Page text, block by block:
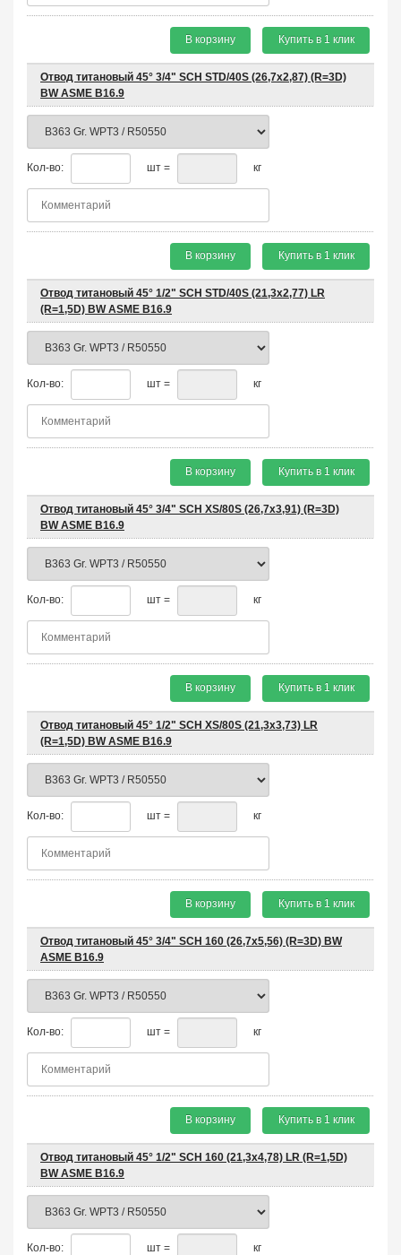
В корзину Купить в 1 клик
Отвод титановый 45° 3/4" SCH STD/40S (26,7х2,87) (R=3D)
BW ASME B16.9
Кол-во: шт = кг
В корзину Купить в 1 клик
Отвод титановый 45° 1/2" SCH STD/40S (21,3х2,77) LR
(R=1,5D) BW ASME B16.9
Кол-во: шт = кг
В корзину Купить в 1 клик
Отвод титановый 45° 3/4" SCH XS/80S (26,7х3,91) (R=3D)
BW ASME B16.9
Кол-во: шт = кг
В корзину Купить в 1 клик
Отвод титановый 45° 1/2" SCH XS/80S (21,3х3,73) LR
(R=1,5D) BW ASME B16.9
Кол-во: шт = кг
В корзину Купить в 1 клик
Отвод титановый 45° 3/4" SCH 160 (26,7х5,56) (R=3D) BW
ASME B16.9
Кол-во: шт = кг
В корзину Купить в 1 клик
Отвод титановый 45° 1/2" SCH 160 (21,3х4,78) LR (R=1,5D)
BW ASME B16.9
Кол-во: шт = кг